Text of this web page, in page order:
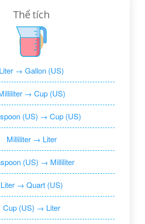
Thể tích
Liter → Gallon (US)
→ Cup (US)
(US) → Cup (US)
Milliliter → Liter
(US) → Milliliter
Liter → Quart (US)
Cup (US) → Liter